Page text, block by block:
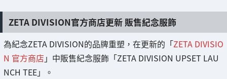
ZETA DIVISION官方商店更新 販售紀念服飾
為紀念ZETA DIVISION的品牌重塑，在更新的「ZETA DIVISIO
N 官方商店 」中販售紀念服飾「ZETA DIVISION UPSET LAU
NCH TEE」。